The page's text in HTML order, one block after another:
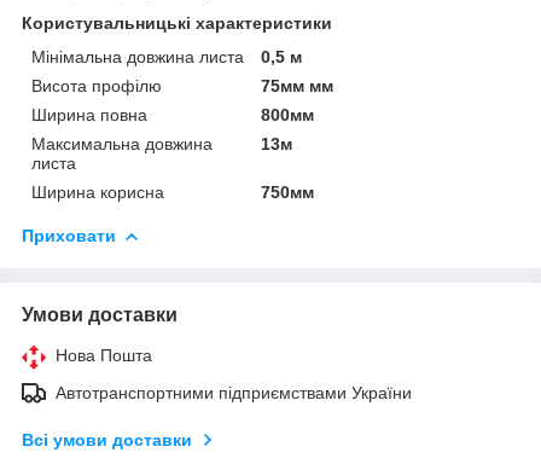
Користувальницькі характеристики
Мінімальна довжина листа
0,5 м
Висота профілю
75мм мм
Ширина повна
800мм
Максимальна довжина
листа
13м
Ширина корисна 750мм
Приховати
Умови доставки
Нова Пошта
Автотранспортними підприємствами України
Всі умови доставки